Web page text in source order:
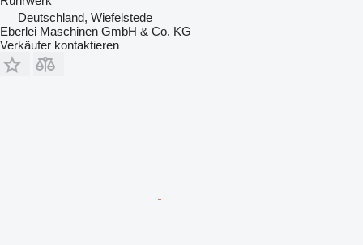
Deutschland, Wiefelstede
Eberlei Maschinen GmbH & Co. KG
Verkäufer kontaktieren